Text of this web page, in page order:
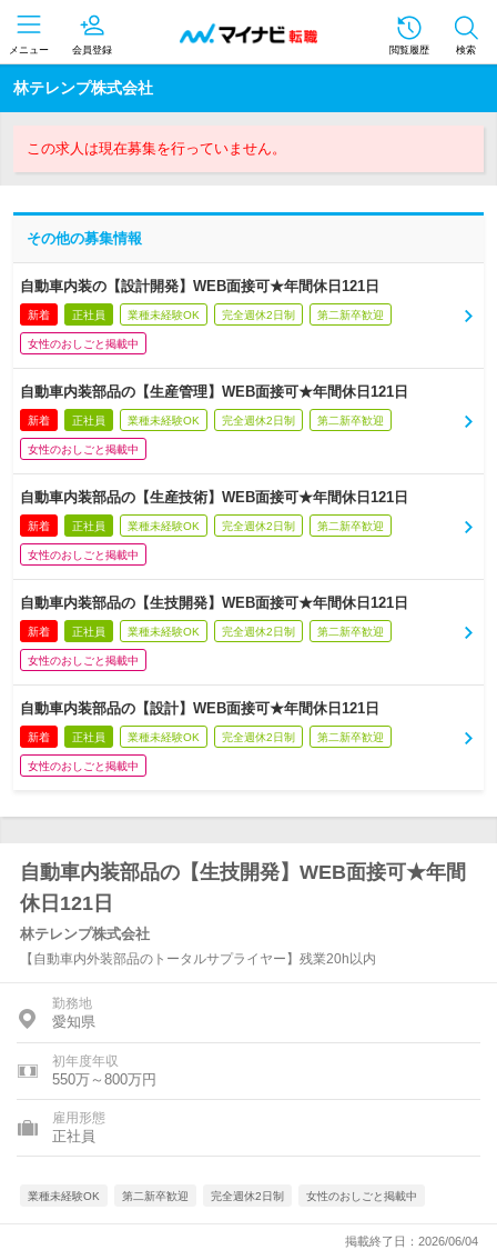
メニュー 会員登録 閲覧履歴 検索
林テレンプ株式会社
この求人は現在募集を行っていません。
その他の募集情報
自動車内装の【設計開発】WEB面接可★年間休日121日
新着 正社員 業種未経験OK 完全週休2日制 第二新卒歓迎
女性のおしごと掲載中
自動車内装部品の【生産管理】WEB面接可★年間休日121日
新着 正社員 業種未経験OK 完全週休2日制 第二新卒歓迎
女性のおしごと掲載中
自動車内装部品の【生産技術】WEB面接可★年間休日121日
新着 正社員 業種未経験OK 完全週休2日制 第二新卒歓迎
女性のおしごと掲載中
自動車内装部品の【生技開発】WEB面接可★年間休日121日
新着 正社員 業種未経験OK 完全週休2日制 第二新卒歓迎
女性のおしごと掲載中
自動車内装部品の【設計】WEB面接可★年間休日121日
新着 正社員 業種未経験OK 完全週休2日制 第二新卒歓迎
女性のおしごと掲載中
自動車内装部品の【生技開発】WEB面接可★年間
休日121日
林テレンプ株式会社
【自動車内外装部品のトータルサプライヤー】残業20h以内
勤務地
愛知県
初年度年収
550万～800万円
雇用形態
正社員
業種未経験OK 第二新卒歓迎 完全週休2日制 女性のおしごと掲載中
掲載終了日：2026/06/04